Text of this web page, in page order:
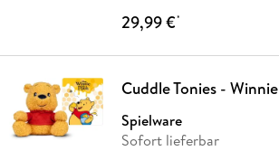
29,99 €*
Cuddle Tonies - Winnie
Spielware
Sofort lieferbar